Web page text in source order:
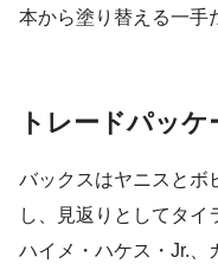
本から塗り替える一手
トレードパッケ
バックスはヤニスとボ
し、見返りとしてタイ
ハイメ・ハケス・Jr.、